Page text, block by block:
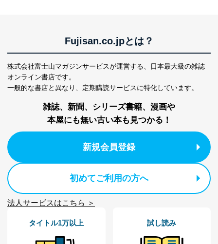
Fujisan.co.jpとは？
株式会社富士山マガジンサービスが運営する、
日本最大級の雑誌
オンライン書店です。
一般的な書店と異なり、 定期購読サービスに特化しています。
雑誌、新聞、シリーズ書籍、漫画や
本屋にも無い古い本も見つかる！
新規会員登録
初めてご利用の方へ
法人サービスはこちら ＞
タイトル1万以上 試し読み